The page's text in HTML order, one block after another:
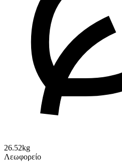
26.52kg
Λεωφορείο